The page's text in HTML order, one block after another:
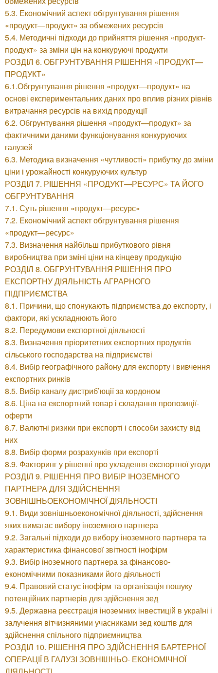
5.3. Економічний аспект обгрунтування рішення
«продукт—продукт» за обмежених ресурсів
5.4. Методичні підходи до прийняття рішення «продукт-
продукт» за зміни цін на конкуруючі продукти
РОЗДІЛ 6. ОБГРУНТУВАННЯ РІШЕННЯ «ПРОДУКТ—
ПРОДУКТ»
6.1.Обгрунтування рішення «продукт—продукт» на
основі експериментальних даних про вплив різних рівнів
витрачання ресурсів на вихід продукції
6.2. Обгрунтування рішення «продукт—продукт» за
фактичними даними функціонування конкуруючих
галузей
6.3. Методика визначення «чутливості» прибутку до зміни
ціни і урожайності конкуруючих культур
РОЗДІЛ 7. РІШЕННЯ «ПРОДУКТ—РЕСУРС» ТА ЙОГО
ОБГРУНТУВАННЯ
7.1. Суть рішення «продукт—ресурс»
7.2. Економічний аспект обгрунтування рішення
«продукт—ресурс»
7.3. Визначення найбільш прибуткового рівня
виробництва при зміні ціни на кінцеву продукцію
РОЗДІЛ 8. ОБГРУНТУВАННЯ РІШЕННЯ ПРО
ЕКСПОРТНУ ДІЯЛЬНІСТЬ АГРАРНОГО
ПІДПРИЄМСТВА
8.1. Причини, що спонукають підприємства до експорту, і
фактори, які ускладнюють його
8.2. Передумови експортної діяльності
8.3. Визначення пріоритетних експортних продуктів
сільського господарства на підприємстві
8.4. Вибір географічного району для експорту і вивчення
експортних ринків
8.5. Вибір каналу дистриб’юції за кордоном
8.6. Ціна на експортний товар і складання пропозиції-
оферти
8.7. Валютні ризики при експорті і способи захисту від
них
8.8. Вибір форми розрахунків при експорті
8.9. Факторинг у рішенні про укладення експортної угоди
РОЗДІЛ 9. РІШЕННЯ ПРО ВИБІР ІНОЗЕМНОГО
ПАРТНЕРА ДЛЯ ЗДІЙСНЕННЯ
ЗОВНІШНЬОЕКОНОМІЧНОЇ ДІЯЛЬНОСТІ
9.1. Види зовнішньоекономічної діяльності, здійснення
яких вимагає вибору іноземного партнера
9.2. Загальні підходи до вибору іноземного партнера та
характеристика фінансової звітності інофірм
9.3. Вибір іноземного партнера за фінансово-
економічними показниками його діяльності
9.4. Правовий статус інофірм та організація пошуку
потенційних партнерів для здійснення зед
9.5. Державна реєстрація іноземних інвестицій в україні і
залучення вітчизняними учасниками зед коштів для
здійснення спільного підприємництва
РОЗДІЛ 10. РІШЕННЯ ПРО ЗДІЙСНЕННЯ БАРТЕРНОЇ
ОПЕРАЦІЇ В ГАЛУЗІ ЗОВНІШНЬО- ЕКОНОМІЧНОЇ